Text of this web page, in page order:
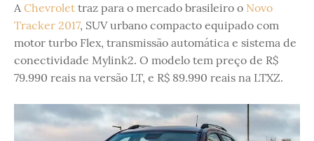
A Chevrolet traz para o mercado brasileiro o Novo
Tracker 2017, SUV urbano compacto equipado com
motor turbo Flex, transmissão automática e sistema de
conectividade Mylink2. O modelo tem preço de R$
79.990 reais na versão LT, e R$ 89.990 reais na LTXZ.